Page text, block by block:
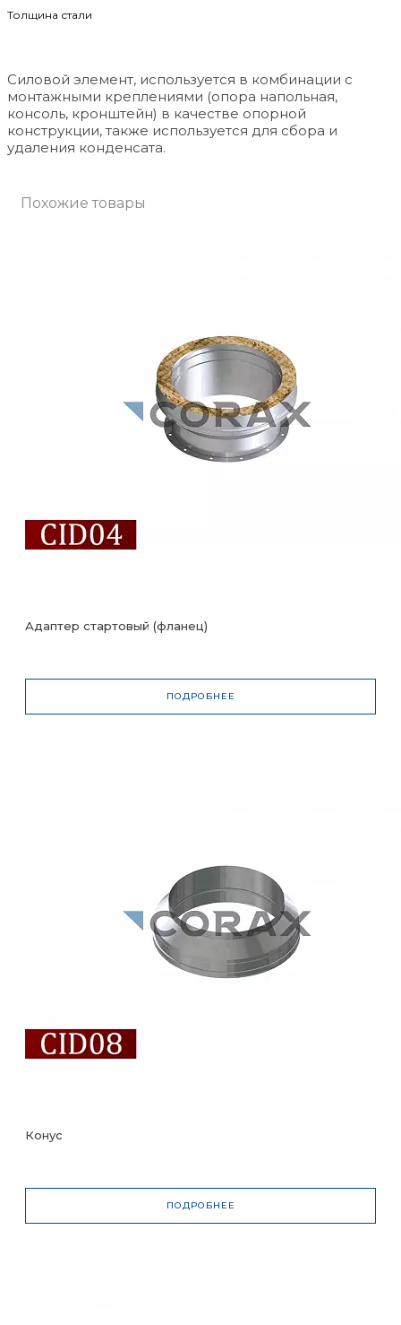
Толщина стали
Силовой элемент, используется в комбинации с
монтажными креплениями (опора напольная,
консоль, кронштейн) в качестве опорной
конструкции, также используется для сбора и
удаления конденсата.
Похожие товары
Адаптер стартовый (фланец)
ПОДРОБНЕЕ
Конус
ПОДРОБНЕЕ